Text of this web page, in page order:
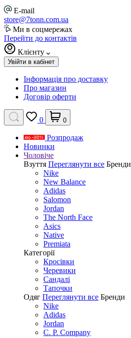
E-mail
store@7tonn.com.ua
Ми в соцмережах
Перейти до контактів
Клієнту
Увійти в кабінет
Інформація про доставку
Про магазин
Договір оферти
0 0
Розпродаж
Новинки
Чоловіче
Взуття Переглянути все Бренди
Nike
New Balance
Adidas
Salomon
Jordan
The North Face
Asics
Native
Premiata
Категорії
Кросівки
Черевики
Сандалі
Tапочки
Одяг Переглянути все Бренди
Nike
Adidas
Jordan
C. P. Company